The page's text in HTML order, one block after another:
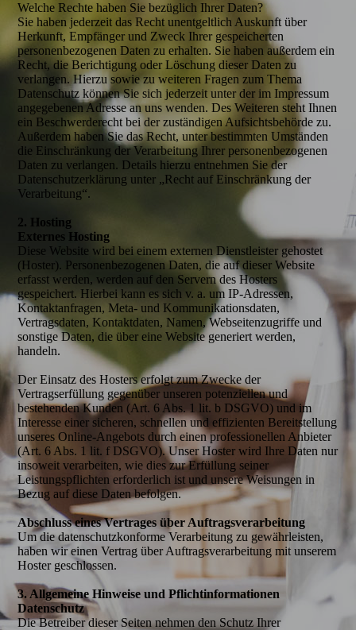
Welche Rechte haben Sie bezüglich Ihrer Daten?
Sie haben jederzeit das Recht unentgeltlich Auskunft über
Herkunft, Empfänger und Zweck Ihrer gespeicherten
personenbezogenen Daten zu erhalten. Sie haben außerdem ein
Recht, die Berichtigung oder Löschung dieser Daten zu
verlangen. Hierzu sowie zu weiteren Fragen zum Thema
Datenschutz können Sie sich jederzeit unter der im Impressum
angegebenen Adresse an uns wenden. Des Weiteren steht Ihnen
ein Beschwerderecht bei der zuständigen Aufsichtsbehörde zu.
Außerdem haben Sie das Recht, unter bestimmten Umständen
die Einschränkung der Verarbeitung Ihrer personenbezogenen
Daten zu verlangen. Details hierzu entnehmen Sie der
Datenschutzerklärung unter „Recht auf Einschränkung der
Verarbeitung“.
2. Hosting
Externes Hosting
Diese Website wird bei einem externen Dienstleister gehostet
(Hoster). Personenbezogenen Daten, die auf dieser Website
erfasst werden, werden auf den Servern des Hosters
gespeichert. Hierbei kann es sich v. a. um IP-Adressen,
Kontaktanfragen, Meta- und Kommunikationsdaten,
Vertragsdaten, Kontaktdaten, Namen, Webseitenzugriffe und
sonstige Daten, die über eine Website generiert werden,
handeln.
Der Einsatz des Hosters erfolgt zum Zwecke der
Vertragserfüllung gegenüber unseren potenziellen und
bestehenden Kunden (Art. 6 Abs. 1 lit. b DSGVO) und im
Interesse einer sicheren, schnellen und effizienten Bereitstellung
unseres Online-Angebots durch einen professionellen Anbieter
(Art. 6 Abs. 1 lit. f DSGVO). Unser Hoster wird Ihre Daten nur
insoweit verarbeiten, wie dies zur Erfüllung seiner
Leistungspflichten erforderlich ist und unsere Weisungen in
Bezug auf diese Daten befolgen.
Abschluss eines Vertrages über Auftrags­verarbeitung
Um die datenschutzkonforme Verarbeitung zu gewährleisten,
haben wir einen Vertrag über Auftragsverarbeitung mit unserem
Hoster geschlossen.
3. Allgemeine Hinweise und Pflicht­informationen
Datenschutz
Die Betreiber dieser Seiten nehmen den Schutz Ihrer